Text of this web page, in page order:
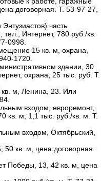
договорная. Т. 53-97-27,
часть
Интернет, 780 руб./кв.
0998.
15 кв. м, охрана,
1720.
здании, 30
охрана, 25 тыс. руб. Т.
м, Ленина, 23. Или
входом, евроремонт,
кв. м, 1,1 тыс. руб./кв. м. Т.
входом, Октябрьский,
кв. м, цена договорная.
Победы, 13, 42 кв. м, цена